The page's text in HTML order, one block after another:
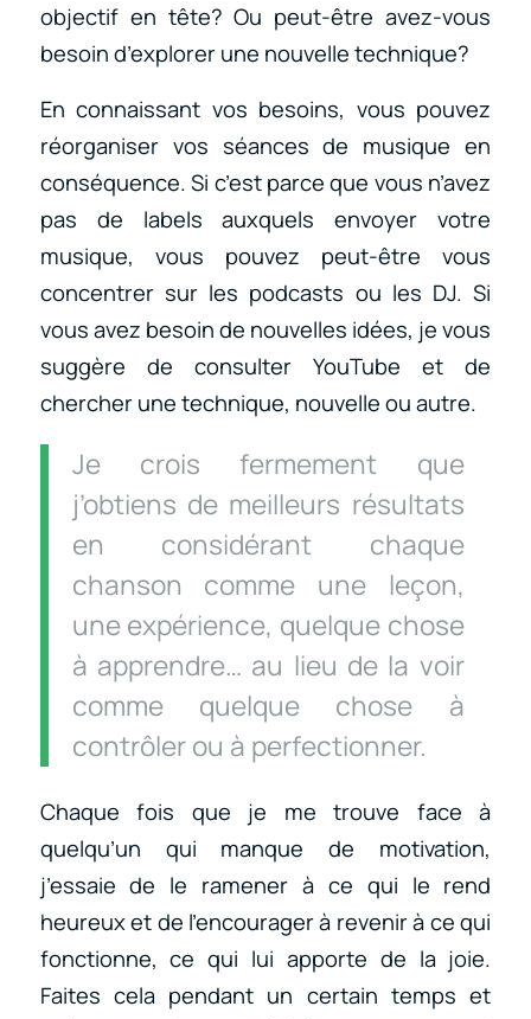
objectif en tête? Ou peut-être avez-vous
besoin d’explorer une nouvelle technique?
En connaissant vos besoins, vous pouvez
réorganiser vos séances de musique en
conséquence. Si c’est parce que vous n’avez
pas de labels auxquels envoyer votre
musique, vous pouvez peut-être vous
concentrer sur les podcasts ou les DJ. Si
vous avez besoin de nouvelles idées, je vous
suggère de consulter YouTube et de
chercher une technique, nouvelle ou autre.
Je crois fermement que
j’obtiens de meilleurs résultats
en considérant chaque
chanson comme une leçon,
une expérience, quelque chose
à apprendre… au lieu de la voir
comme quelque chose à
contrôler ou à perfectionner.
Chaque fois que je me trouve face à
quelqu’un qui manque de motivation,
j’essaie de le ramener à ce qui le rend
heureux et de l’encourager à revenir à ce qui
fonctionne, ce qui lui apporte de la joie.
Faites cela pendant un certain temps et